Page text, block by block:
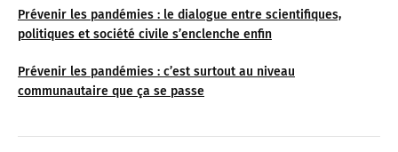
Prévenir les pandémies : le dialogue entre scientifiques,
politiques et société civile s’enclenche enfin
Prévenir les pandémies : c’est surtout au niveau
communautaire que ça se passe